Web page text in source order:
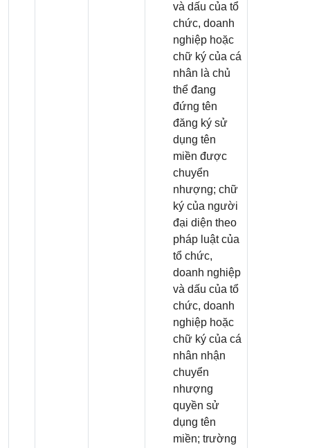
và dấu của tổ
chức, doanh
nghiệp hoặc
chữ ký của cá
nhân là chủ
thể đang
đứng tên
đăng ký sử
dụng tên
miền được
chuyển
nhượng; chữ
ký của người
đại diện theo
pháp luật của
tổ chức,
doanh nghiệp
và dấu của tổ
chức, doanh
nghiệp hoặc
chữ ký của cá
nhân nhận
chuyển
nhượng
quyền sử
dụng tên
miền; trường